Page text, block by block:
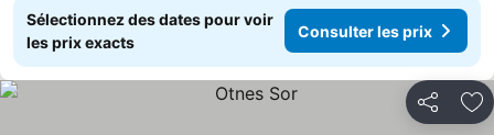
Sélectionnez des dates pour voir
les prix exacts
Consulter les prix
Partager